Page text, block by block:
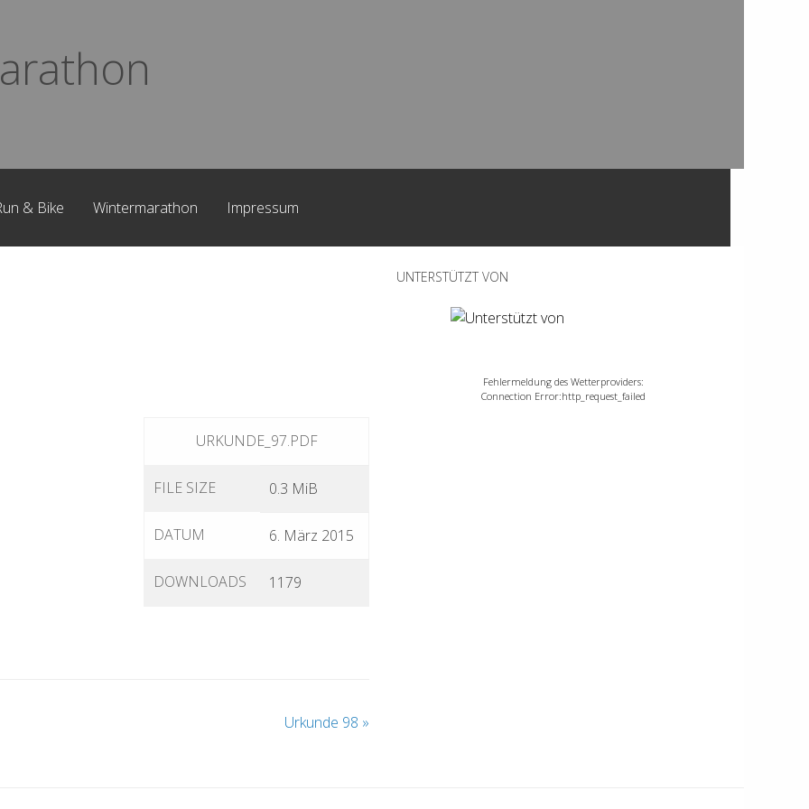
& Bike Wintermarathon Impressum
URKUNDE_97.PDF
FILE SIZE 0.3 MiB
DATUM 6. März 2015
DOWNLOADS 1179
Urkunde 98 »
UNTERSTÜTZT VON
Fehlermeldung des Wetterproviders:
Connection Error:http_request_failed